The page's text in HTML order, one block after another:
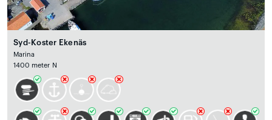
Syd-Koster Ekenäs
Marina
1400 meter N